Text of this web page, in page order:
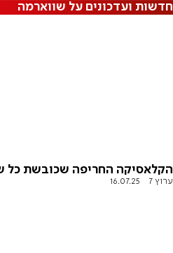
חדשות ועדכונים על שווארמה
הקלאסיקה החריפה שכובשת כל
ערוץ 7 16.07.25